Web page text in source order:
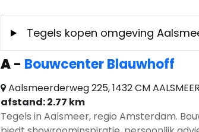
Tegels kopen omgeving
A- Bouwcenter Blauwhoff
Aalsmeerderweg 225, 1432 CM
afstand: 2.77 km
Tegels in Aalsmeer, regio Amsterdam.